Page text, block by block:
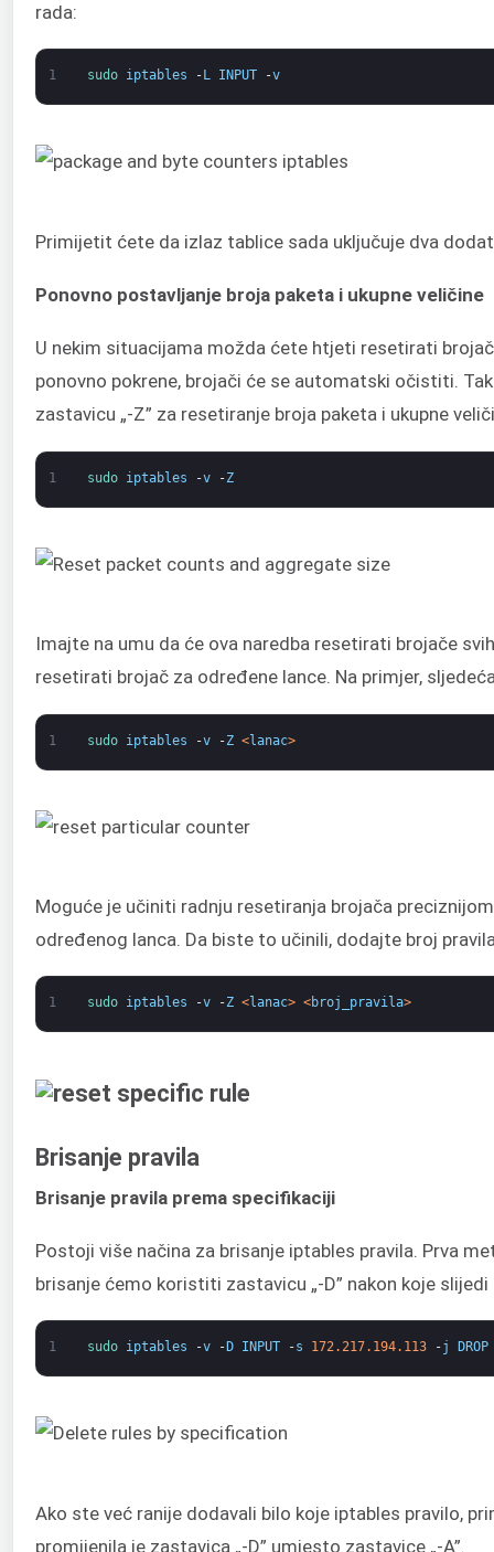
rada:
1 sudo iptables - L INPUT -v
Primijetit ćete da izlaz tablice sada uključuje dva
Ponovno postavljanje broja paketa i ukupne veličine
U nekim situacijama možda ćete htjeti resetirati
ponovno pokrene, brojači će se automatski očistiti.
zastavicu „-Z” za resetiranje broja paketa i ukupne
1 sudo iptables -v -Z
Imajte na umu da će ova naredba resetirati brojače
resetirati brojač za određene lance. Na primjer,
1 sudo iptables -v -Z <lanac>
Moguće je učiniti radnju resetiranja brojača
određenog lanca. Da biste to učinili, dodajte broj
1 sudo iptables -v -Z <lanac> <broj_pravila>
Brisanje pravila
Brisanje pravila prema specifikaciji
Postoji više načina za brisanje iptables pravila. Prva
brisanje ćemo koristiti zastavicu „-D” nakon koje
1 sudo iptables -v - D INPUT -s 172.217.194.113 -j DROP
Ako ste već ranije dodavali bilo koje iptables pravilo,
promijenila je zastavica „-D” umjesto zastavice „-A”.